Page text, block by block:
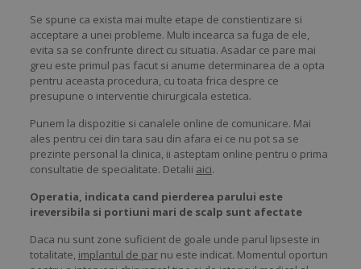
Se spune ca exista mai multe etape de constientizare si
acceptare a unei probleme. Multi incearca sa fuga de ele,
evita sa se confrunte direct cu situatia. Asadar ce pare mai
greu este primul pas facut si anume determinarea de a opta
pentru aceasta procedura, cu toata frica despre ce
presupune o interventie chirurgicala estetica.
Punem la dispozitie si canalele online de comunicare. Mai
ales pentru cei din tara sau din afara ei ce nu pot sa se
prezinte personal la clinica, ii asteptam online pentru o prima
consultatie de specialitate. Detalii aici.
Operatia, indicata cand pierderea parului este
ireversibila si portiuni mari de scalp sunt afectate
Daca nu sunt zone suficient de goale unde parul lipseste in
totalitate, implantul de parnu este indicat. Momentul oportun